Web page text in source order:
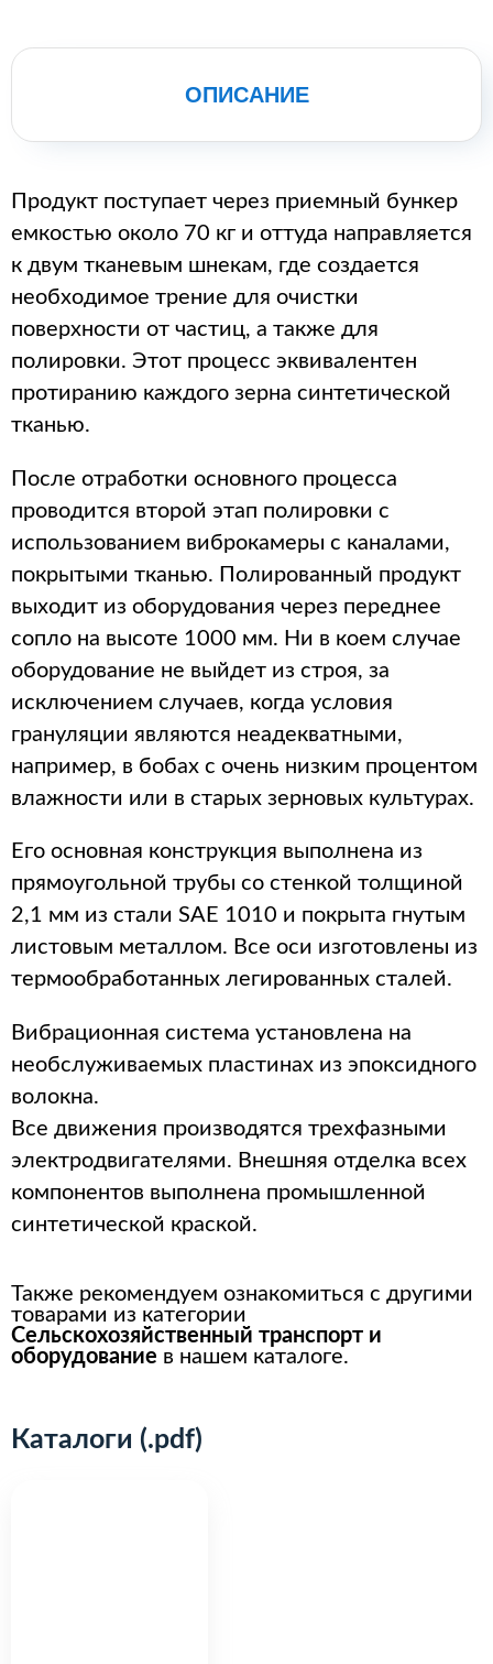
ОПИСАНИЕ
Продукт поступает через приемный бункер
емкостью около 70 кг и оттуда направляется
к двум тканевым шнекам, где создается
необходимое трение для очистки
поверхности от частиц, а также для
полировки. Этот процесс эквивалентен
протиранию каждого зерна синтетической
тканью.
После отработки основного процесса
проводится второй этап полировки с
использованием виброкамеры с каналами,
покрытыми тканью. Полированный продукт
выходит из оборудования через переднее
сопло на высоте 1000 мм. Ни в коем случае
оборудование не выйдет из строя, за
исключением случаев, когда условия
грануляции являются неадекватными,
например, в бобах с очень низким процентом
влажности или в старых зерновых культурах.
Его основная конструкция выполнена из
прямоугольной трубы со стенкой толщиной
2,1 мм из стали SAE 1010 и покрыта гнутым
листовым металлом. Все оси изготовлены из
термообработанных легированных сталей.
Вибрационная система установлена ​​на
необслуживаемых пластинах из эпоксидного
волокна.
Все движения производятся трехфазными
электродвигателями. Внешняя отделка всех
компонентов выполнена промышленной
синтетической краской.
Также рекомендуем ознакомиться с другими
товарами из категории
Сельскохозяйственный транспорт и
оборудование в нашем каталоге.
Каталоги (.pdf)